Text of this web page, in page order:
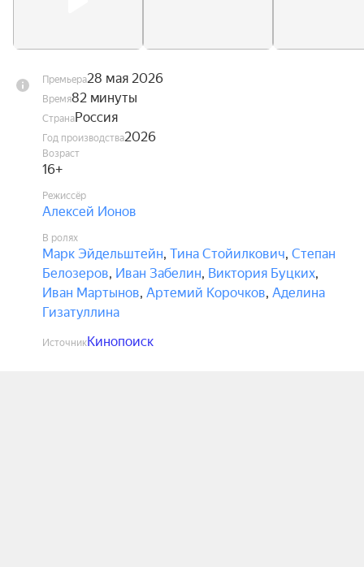
Премьера28 мая 2026
Время82 минуты
СтранаРоссия
Год производства2026
Возраст
16+
Режиссёр
Алексей Ионов
В ролях
Марк Эйдельштейн, Тина Стойилкович, Степан
Белозеров, Иван Забелин, Виктория Буцких,
Иван Мартынов, Артемий Корочков, Аделина
Гизатуллина
ИсточникКинопоиск